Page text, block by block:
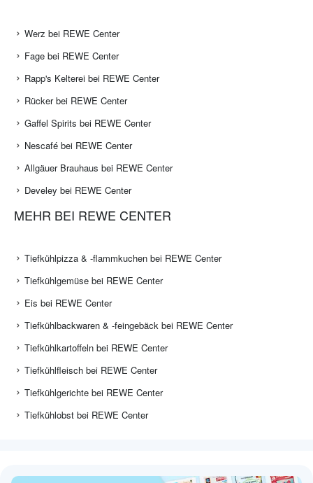
Werz bei REWE Center
Fage bei REWE Center
Rapp's Kelterei bei REWE Center
Rücker bei REWE Center
Gaffel Spirits bei REWE Center
Nescafé bei REWE Center
Allgäuer Brauhaus bei REWE Center
Develey bei REWE Center
MEHR BEI REWE CENTER
Tiefkühlpizza & -flammkuchen bei REWE Center
Tiefkühlgemüse bei REWE Center
Eis bei REWE Center
Tiefkühlbackwaren & -feingebäck bei REWE Center
Tiefkühlkartoffeln bei REWE Center
Tiefkühlfleisch bei REWE Center
Tiefkühlgerichte bei REWE Center
Tiefkühlobst bei REWE Center